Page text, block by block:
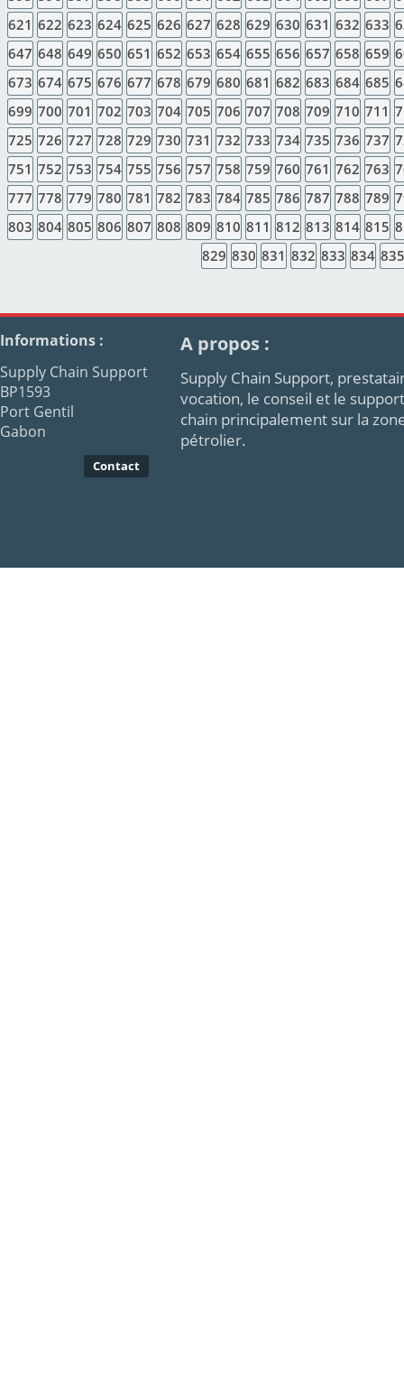
621 622 623 624 625 626 627 628 629 630 631 632 633
647 648 649 650 651 652 653 654 655 656 657 658 659
673 674 675 676 677 678 679 680 681 682 683 684 685
699 700 701 702 703 704 705 706 707 708 709 710 711
725 726 727 728 729 730 731 732 733 734 735 736 737
751 752 753 754 755 756 757 758 759 760 761 762 763
777 778 779 780 781 782 783 784 785 786 787 788 789
803 804 805 806 807 808 809 810 811 812 813 814 815
829 830 831 832 833 834 835
Informations :
Supply Chain Support
BP1593
Port Gentil
Gabon
Contact
A propos :
Supply Chain Support,
vocation, le conseil et le
chain principalement sur la
pétrolier.